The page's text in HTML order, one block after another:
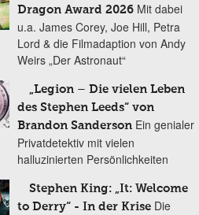
Dragon Award 2026 Mit dabei
u.a. James Corey, Joe Hill, Petra
Lord & die Filmadaption von Andy
Weirs „Der Astronaut“
„Legion – Die vielen Leben
des Stephen Leeds“ von
Brandon Sanderson Ein genialer
Privatdetektiv mit vielen
halluzinierten Persönlichkeiten
Stephen King: „It: Welcome
to Derry“ - In der Krise Die